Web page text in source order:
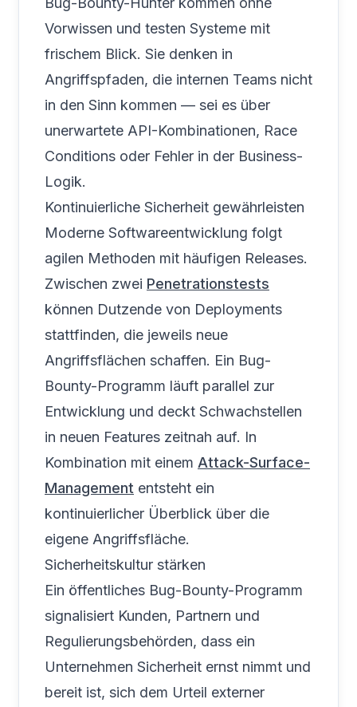
Vorwissen und testen Systeme mit
frischem Blick. Sie denken in
Angriffspfaden, die internen Teams nicht
in den Sinn kommen — sei es über
unerwartete API-Kombinationen, Race
Conditions oder Fehler in der Business-
Logik.
Kontinuierliche Sicherheit gewährleisten
Moderne Softwareentwicklung folgt
agilen Methoden mit häufigen Releases.
Zwischen zwei Penetrationstests
können Dutzende von Deployments
stattfinden, die jeweils neue
Angriffsflächen schaffen. Ein Bug-
Bounty-Programm läuft parallel zur
Entwicklung und deckt Schwachstellen
in neuen Features zeitnah auf. In
Kombination mit einem Attack-Surface-
Management entsteht ein
kontinuierlicher Überblick über die
eigene Angriffsfläche.
Sicherheitskultur stärken
Ein öffentliches Bug-Bounty-Programm
signalisiert Kunden, Partnern und
Regulierungsbehörden, dass ein
Unternehmen Sicherheit ernst nimmt und
bereit ist, sich dem Urteil externer